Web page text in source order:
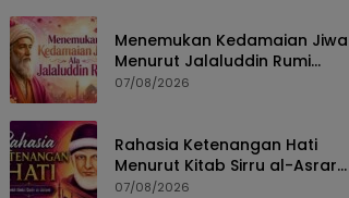
Menemukan Kedamaian Jiwa
Menurut Jalaluddin Rumi
dalam Kitab Fihi Ma Fihi
07/08/2026
Rahasia Ketenangan Hati
Menurut Kitab Sirru al-Asrar
Karya Syekh Abdul Qadir al-
07/08/2026